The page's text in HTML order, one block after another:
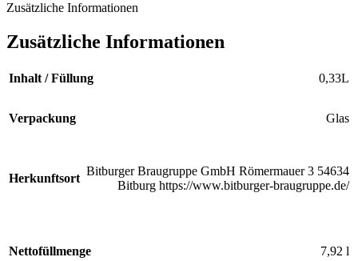
Zusätzliche Informationen
Zusätzliche Informationen
Inhalt / Füllung 0,33L
Verpackung Glas
Herkunftsort
Bitburger Braugruppe GmbH Römermauer 3 54634
Bitburg https://www.bitburger-braugruppe.de/
Nettofüllmenge 7,92 l